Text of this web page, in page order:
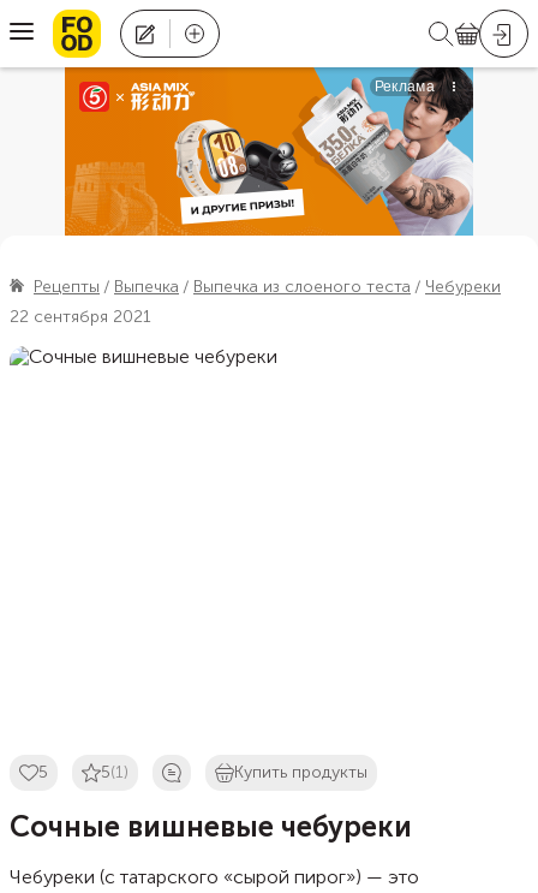
Рецепты Выпечка Выпечка из слоеного теста
Чебуреки
22 сентября 2021
5 5(1) Купить продукты
Сочные вишневые чебуреки
Чебуреки (с татарского «сырой пирог») — это